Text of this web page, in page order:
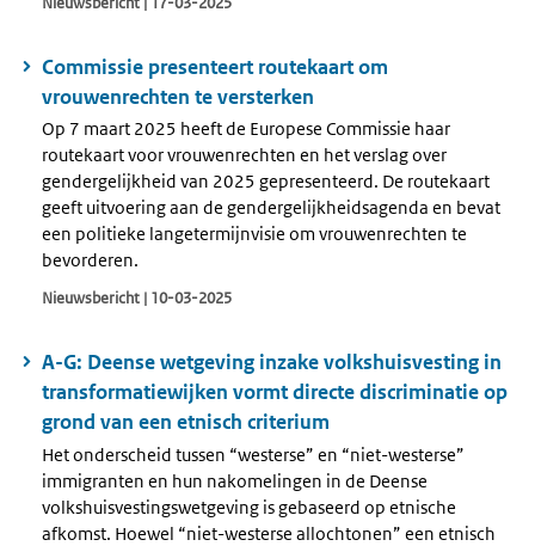
Commissie presenteert routekaart om
vrouwenrechten te versterken
Op 7 maart 2025 heeft de Europese Commissie haar
routekaart voor vrouwenrechten en het verslag over
gendergelijkheid van 2025 gepresenteerd. De routekaart
geeft uitvoering aan de gendergelijkheidsagenda en bevat
een politieke langetermijnvisie om vrouwenrechten te
bevorderen.
Nieuwsbericht | 10-03-2025
A-G: Deense wetgeving inzake volkshuisvesting in
transformatiewijken vormt directe discriminatie op
grond van een etnisch criterium
Het onderscheid tussen “westerse” en “niet-westerse”
immigranten en hun nakomelingen in de Deense
volkshuisvestingswetgeving is gebaseerd op etnische
afkomst. Hoewel “niet-westerse allochtonen” een etnisch